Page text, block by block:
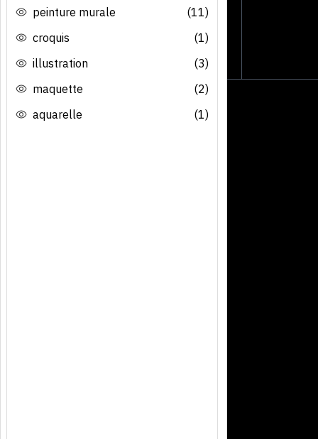
peinture murale
(11)
croquis
(1)
illustration
(3)
maquette
(2)
aquarelle
(1)